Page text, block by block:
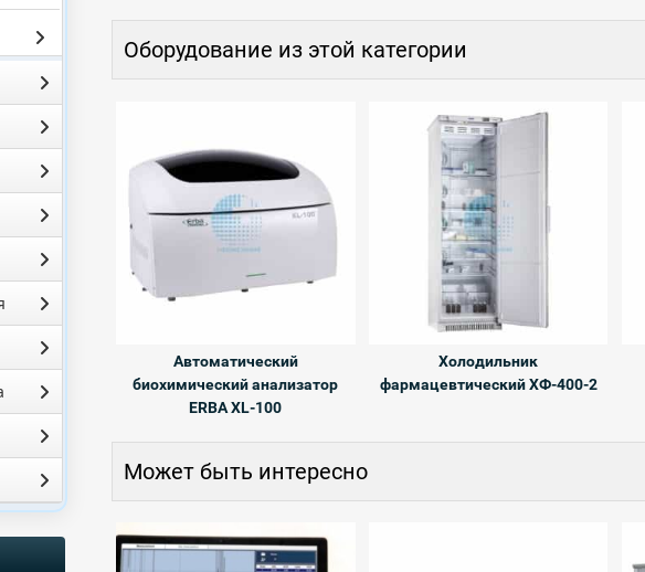
Оборудование из этой категории
Автоматический
биохимический анализатор
ERBA XL-100
Холодильник
фармацевтический ХФ-400-2
Может быть интересно